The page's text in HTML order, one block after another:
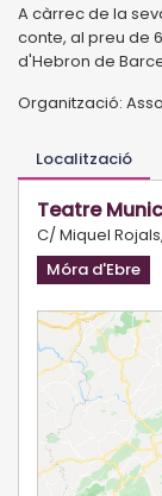
A càrrec de la
conte, al preu de
d'Hebron de
Organització:
Localització
Teatre
C/ Miquel Rojals,
Móra d'Ebre